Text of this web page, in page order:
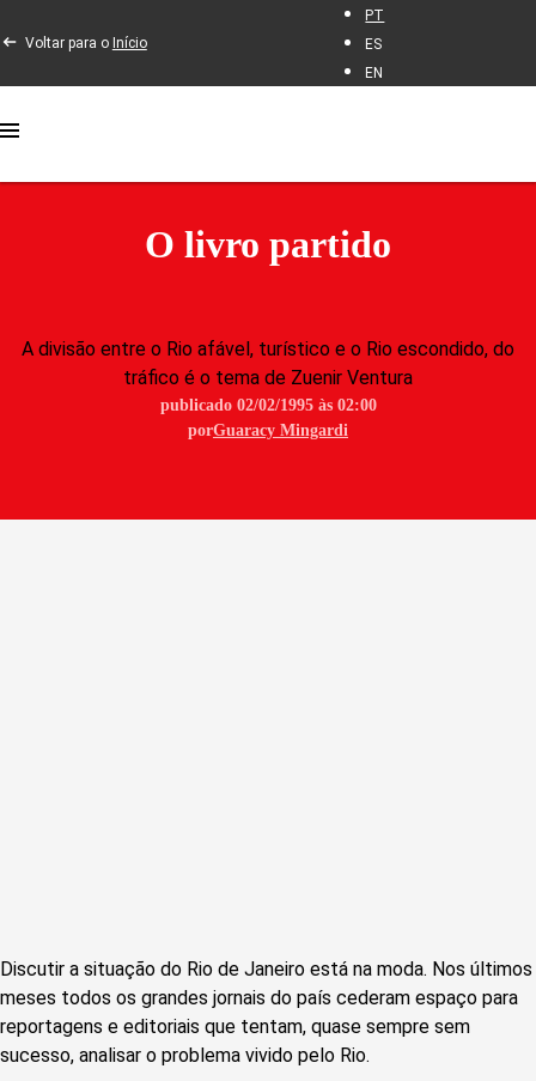
Voltar para o Início
PT
ES
EN
O livro partido
A divisão entre o Rio afável, turístico e o Rio escondido, do
tráfico é o tema de Zuenir Ventura
publicado 02/02/1995 às 02:00
porGuaracy Mingardi
Discutir a situação do Rio de Janeiro está na moda. Nos últimos
meses todos os grandes jornais do país cederam espaço para
reportagens e editoriais que tentam, quase sempre sem
sucesso, analisar o problema vivido pelo Rio.